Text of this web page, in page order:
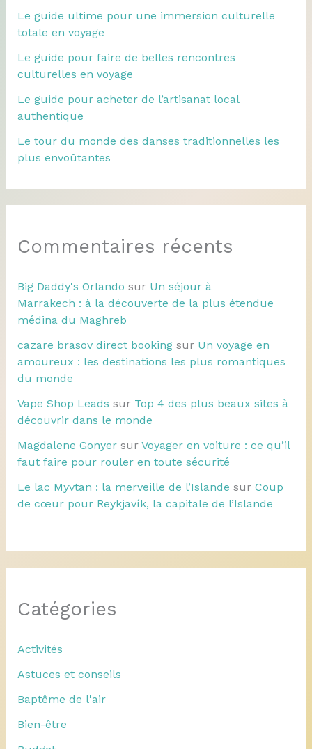
Le guide ultime pour une immersion culturelle
totale en voyage
Le guide pour faire de belles rencontres
culturelles en voyage
Le guide pour acheter de l’artisanat local
authentique
Le tour du monde des danses traditionnelles les
plus envoûtantes
Commentaires récents
Big Daddy's Orlando sur Un séjour à
Marrakech : à la découverte de la plus étendue
médina du Maghreb
cazare brasov direct bookingsur Un voyage en
amoureux : les destinations les plus romantiques
du monde
Vape Shop Leads sur Top 4 des plus beaux sites à
découvrir dans le monde
Magdalene Gonyersur Voyager en voiture : ce qu’il
faut faire pour rouler en toute sécurité
Le lac Myvtan : la merveille de l’Islande sur Coup
de cœur pour Reykjavík, la capitale de l’Islande
Catégories
Activités
Astuces et conseils
Baptême de l'air
Bien-être